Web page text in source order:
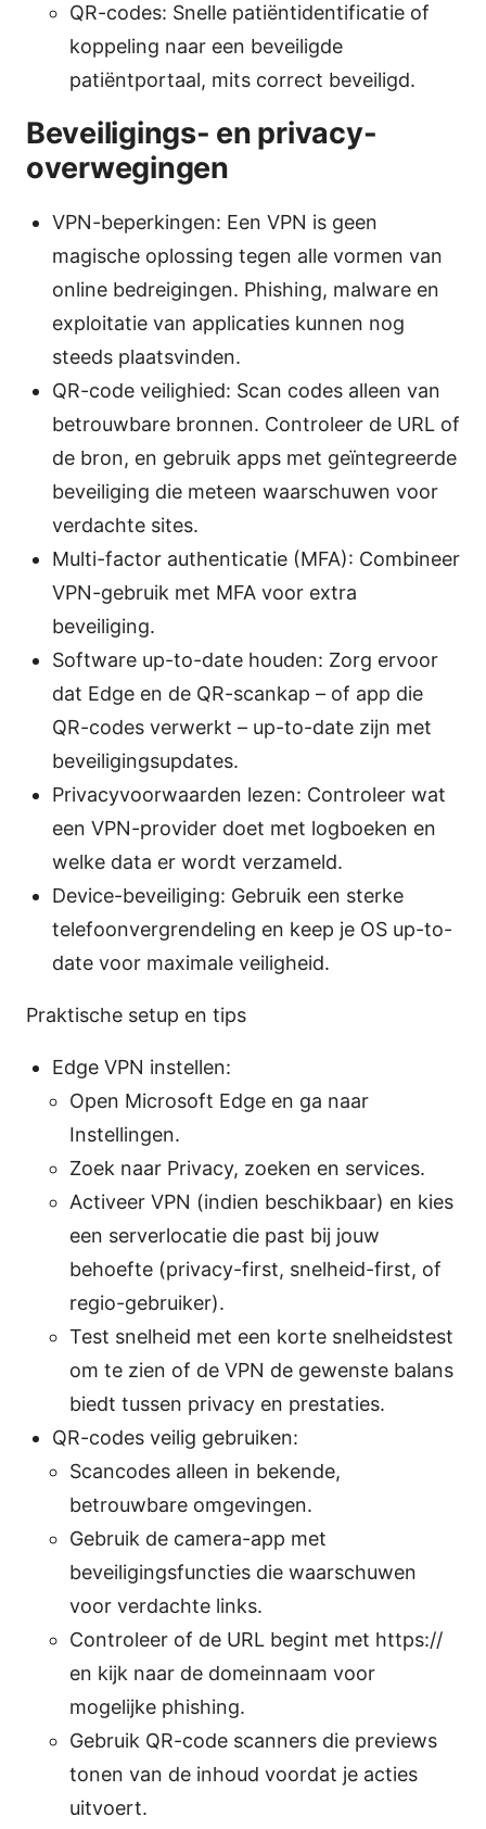
QR-codes: Snelle patiëntidentificatie of
koppeling naar een beveiligde
patiëntportaal, mits correct beveiligd.
Beveiligings- en privacy-
overwegingen
VPN-beperkingen: Een VPN is geen
magische oplossing tegen alle vormen van
online bedreigingen. Phishing, malware en
exploitatie van applicaties kunnen nog
steeds plaatsvinden.
QR-code veilighied: Scan codes alleen van
betrouwbare bronnen. Controleer de URL of
de bron, en gebruik apps met geïntegreerde
beveiliging die meteen waarschuwen voor
verdachte sites.
Multi-factor authenticatie (MFA): Combineer
VPN-gebruik met MFA voor extra
beveiliging.
Software up-to-date houden: Zorg ervoor
dat Edge en de QR-scankap – of app die
QR-codes verwerkt – up-to-date zijn met
beveiligingsupdates.
Privacyvoorwaarden lezen: Controleer wat
een VPN-provider doet met logboeken en
welke data er wordt verzameld.
Device-beveiliging: Gebruik een sterke
telefoonvergrendeling en keep je OS up-to-
date voor maximale veiligheid.
Praktische setup en tips
Edge VPN instellen:
Open Microsoft Edge en ga naar
Instellingen.
Zoek naar Privacy, zoeken en services.
Activeer VPN (indien beschikbaar) en kies
een serverlocatie die past bij jouw
behoefte (privacy-first, snelheid-first, of
regio-gebruiker).
Test snelheid met een korte snelheidstest
om te zien of de VPN de gewenste balans
biedt tussen privacy en prestaties.
QR-codes veilig gebruiken:
Scancodes alleen in bekende,
betrouwbare omgevingen.
Gebruik de camera-app met
beveiligingsfuncties die waarschuwen
voor verdachte links.
Controleer of de URL begint met https://
en kijk naar de domeinnaam voor
mogelijke phishing.
Gebruik QR-code scanners die previews
tonen van de inhoud voordat je acties
uitvoert.